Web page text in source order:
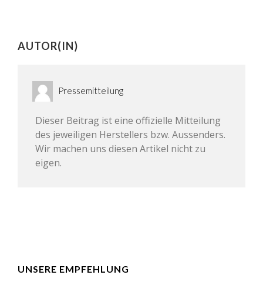
AUTOR(IN)
Pressemitteilung
Dieser Beitrag ist eine offizielle Mitteilung
des jeweiligen Herstellers bzw. Aussenders.
Wir machen uns diesen Artikel nicht zu
eigen.
UNSERE EMPFEHLUNG